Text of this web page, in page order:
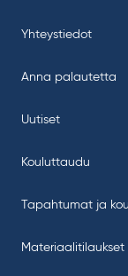
Yhteystiedot
Anna palautetta
Uutiset
Kouluttaudu
Tapahtumat ja
Materiaalitilaukset